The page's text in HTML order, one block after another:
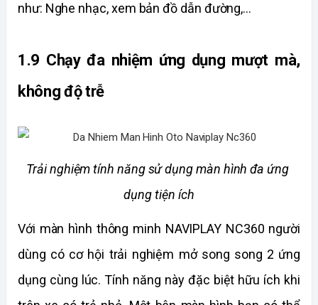
như: Nghe nhạc, xem bản đồ dẫn đường,…
1.9 Chạy đa nhiệm ứng dụng mượt mà,
không độ trễ
Trải nghiệm tính năng sử dụng màn hình đa ứng
dụng tiện ích
Với màn hình thông minh NAVIPLAY NC360 người
dùng có cơ hội trải nghiệm mở song song 2 ứng
dụng cùng lúc. Tính năng này đặc biệt hữu ích khi